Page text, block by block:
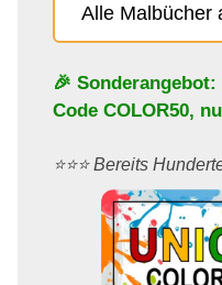
Alle Malbücher
🎉
Code COLOR50,
⭐️⭐️⭐️ Bereits